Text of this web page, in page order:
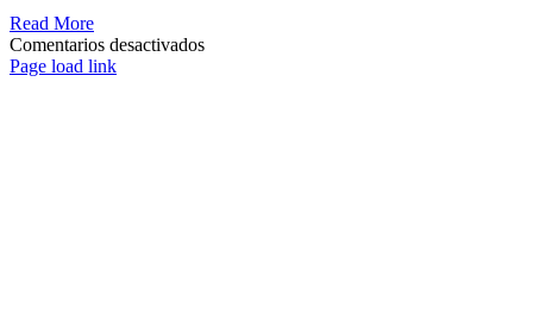
Read More
Comentarios desactivadosen
Page load link